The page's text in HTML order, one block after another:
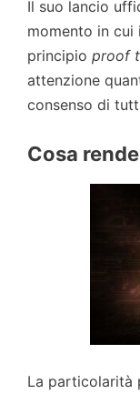
Il suo lancio
momento in cui
principio proof
attenzione
consenso di
Cosa
La particolarità